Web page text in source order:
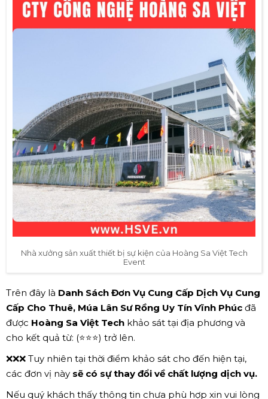
Nhà xưởng sản xuất thiết bị sự kiện của Hoàng Sa Việt Tech
Event
Trên đây là Danh Sách Đơn Vụ Cung Cấp Dịch Vụ Cung
Cấp Cho Thuê, Múa Lân Sư Rồng Uy Tín Vĩnh Phúc đã
được Hoàng Sa Việt Tech khảo sát tại địa phương và
cho kết quả từ: (⭐⭐⭐) trở lên.
❌❌❌ Tuy nhiên tại thời điểm khảo sát cho đến hiện tại,
các đơn vị này sẽ có sự thay đổi về chất lượng dịch vụ.
Nếu quý khách thấy thông tin chưa phù hợp xin vui lòng